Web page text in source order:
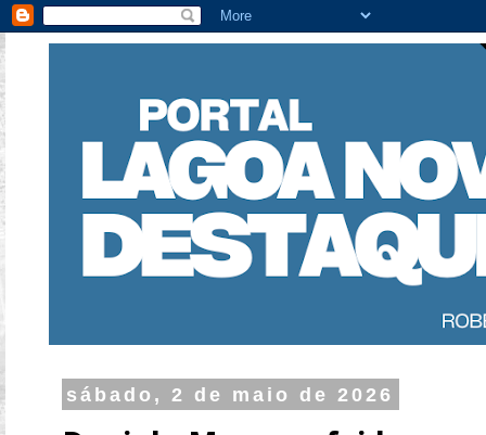
sábado, 2 de maio de 2026